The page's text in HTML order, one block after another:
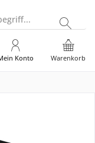
Warenkorb
Konto